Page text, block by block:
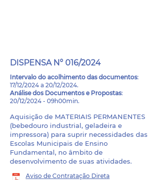
DISPENSA N° 016/2024
Intervalo do acolhimento das documentos:
17/12/2024 a 20/12/2024.
Análise dos Documentos e Propostas:
20/12/2024 - 09h00min.
Aquisição de MATERIAIS PERMANENTES
(bebedouro industrial, geladeira e
impressora) para suprir necessidades das
Escolas Municipais de Ensino
Fundamental, no âmbito de
desenvolvimento de suas atividades.
Aviso de Contratação Direta